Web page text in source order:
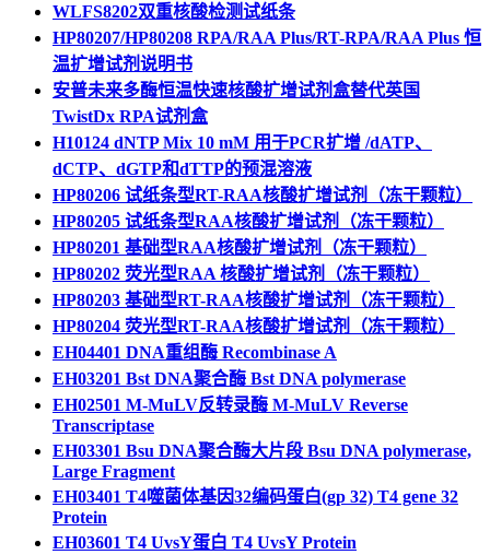
WLFS8202双重核酸检测试纸条
HP80207/HP80208 RPA/RAA Plus/RT-RPA/RAA Plus 恒
温扩增试剂说明书
安普未来多酶恒温快速核酸扩增试剂盒替代英国
TwistDx RPA试剂盒
H10124 dNTP Mix 10 mM 用于PCR扩增 /dATP、
dCTP、dGTP和dTTP的预混溶液
HP80206 试纸条型RT-RAA核酸扩增试剂（冻干颗粒）
HP80205 试纸条型RAA核酸扩增试剂（冻干颗粒）
HP80201 基础型RAA核酸扩增试剂（冻干颗粒）
HP80202 荧光型RAA 核酸扩增试剂（冻干颗粒）
HP80203 基础型RT-RAA核酸扩增试剂（冻干颗粒）
HP80204 荧光型RT-RAA核酸扩增试剂（冻干颗粒）
EH04401 DNA重组酶 Recombinase A
EH03201 Bst DNA聚合酶 Bst DNA polymerase
EH02501 M-MuLV反转录酶 M-MuLV Reverse
Transcriptase
EH03301 Bsu DNA聚合酶大片段 Bsu DNA polymerase,
Large Fragment
EH03401 T4噬菌体基因32编码蛋白(gp 32) T4 gene 32
Protein
EH03601 T4 UvsY蛋白 T4 UvsY Protein